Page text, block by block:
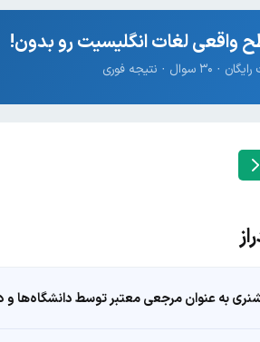
واقعی لغات انگلیسیت رو بدون!
سوال · نتیجه فوری
به عنوان مرجعی معتبر توسط دانشگاه‌ها و